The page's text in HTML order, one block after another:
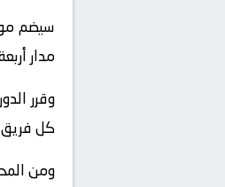
مدار
كل فريق
ومن